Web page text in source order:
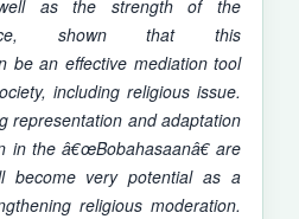
as the strength of the
shown that this
be an effective mediation tool
including religious issue.
representation and adaptation
in the â€œBobahasaanâ€ are
become very potential as a
religious moderation.